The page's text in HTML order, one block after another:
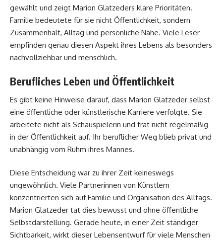
gewählt und zeigt Marion Glatzeders klare Prioritäten.
Familie bedeutete für sie nicht Öffentlichkeit, sondern
Zusammenhalt, Alltag und persönliche Nähe. Viele Leser
empfinden genau diesen Aspekt ihres Lebens als besonders
nachvollziehbar und menschlich.
Berufliches Leben und Öffentlichkeit
Es gibt keine Hinweise darauf, dass Marion Glatzeder selbst
eine öffentliche oder künstlerische Karriere verfolgte. Sie
arbeitete nicht als Schauspielerin und trat nicht regelmäßig
in der Öffentlichkeit auf. Ihr beruflicher Weg blieb privat und
unabhängig vom Ruhm ihres Mannes.
Diese Entscheidung war zu ihrer Zeit keineswegs
ungewöhnlich. Viele Partnerinnen von Künstlern
konzentrierten sich auf Familie und Organisation des Alltags.
Marion Glatzeder tat dies bewusst und ohne öffentliche
Selbstdarstellung. Gerade heute, in einer Zeit ständiger
Sichtbarkeit, wirkt dieser Lebensentwurf für viele Menschen